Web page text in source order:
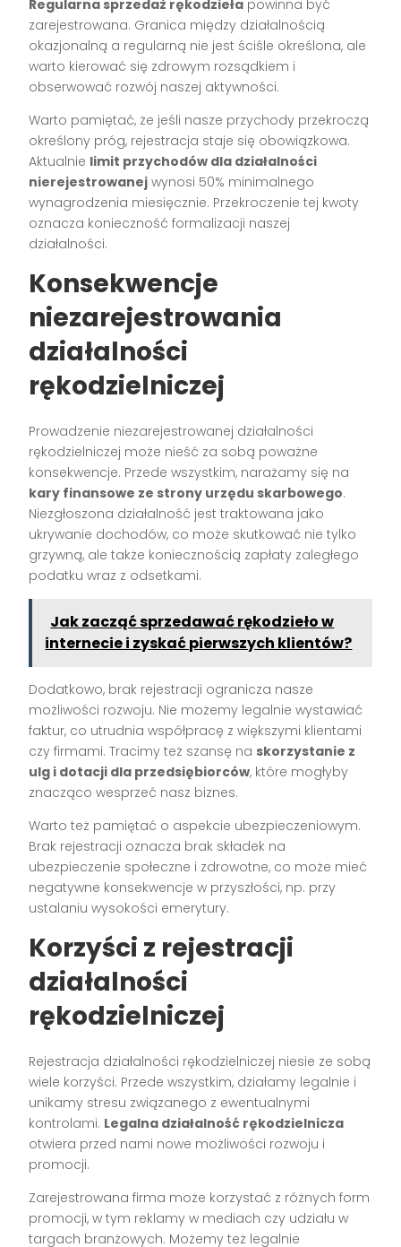
Regularna sprzedaż rękodzieła powinna być
zarejestrowana. Granica między działalnością
okazjonalną a regularną nie jest ściśle określona, ale
warto kierować się zdrowym rozsądkiem i
obserwować rozwój naszej aktywności.
Warto pamiętać, że jeśli nasze przychody przekroczą
określony próg, rejestracja staje się obowiązkowa.
Aktualnie limit przychodów dla działalności
nierejestrowanej wynosi 50% minimalnego
wynagrodzenia miesięcznie. Przekroczenie tej kwoty
oznacza konieczność formalizacji naszej
działalności.
Konsekwencje
niezarejestrowania
działalności
rękodzielniczej
Prowadzenie niezarejestrowanej działalności
rękodzielniczej może nieść za sobą poważne
konsekwencje. Przede wszystkim, narażamy się na
kary finansowe ze strony urzędu skarbowego.
Niezgłoszona działalność jest traktowana jako
ukrywanie dochodów, co może skutkować nie tylko
grzywną, ale także koniecznością zapłaty zaległego
podatku wraz z odsetkami.
Jak zacząć sprzedawać rękodzieło w
internecie i zyskać pierwszych klientów?
Dodatkowo, brak rejestracji ogranicza nasze
możliwości rozwoju. Nie możemy legalnie wystawiać
faktur, co utrudnia współpracę z większymi klientami
czy firmami. Tracimy też szansę na skorzystanie z
ulg i dotacji dla przedsiębiorców, które mogłyby
znacząco wesprzeć nasz biznes.
Warto też pamiętać o aspekcie ubezpieczeniowym.
Brak rejestracji oznacza brak składek na
ubezpieczenie społeczne i zdrowotne, co może mieć
negatywne konsekwencje w przyszłości, np. przy
ustalaniu wysokości emerytury.
Korzyści z rejestracji
działalności
rękodzielniczej
Rejestracja działalności rękodzielniczej niesie ze sobą
wiele korzyści. Przede wszystkim, działamy legalnie i
unikamy stresu związanego z ewentualnymi
kontrolami. Legalna działalność rękodzielnicza
otwiera przed nami nowe możliwości rozwoju i
promocji.
Zarejestrowana firma może korzystać z różnych form
promocji, w tym reklamy w mediach czy udziału w
targach branżowych. Możemy też legalnie